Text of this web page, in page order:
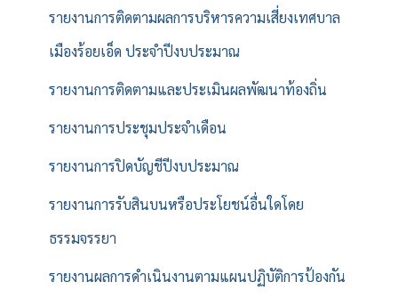
รายงานการติดตามผลการบริหารความเสี่ยงเทศบาล
เมืองร้อยเอ็ด ประจำปีงบประมาณ
รายงานการติดตามและประเมินผลพัฒนาท้องถิ่น
รายงานการประชุมประจำเดือน
รายงานการปิดบัญชีปีงบประมาณ
รายงานการรับสินบนหรือประโยชน์อื่นใดโดย
ธรรมจรรยา
รายงานผลการดำเนินงานตามแผนปฏิบัติการป้องกัน